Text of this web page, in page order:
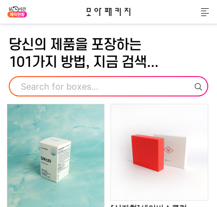
모아패키지
메
당신의 제품을 포장하는
101가지 방법, 지금 검색...
검색